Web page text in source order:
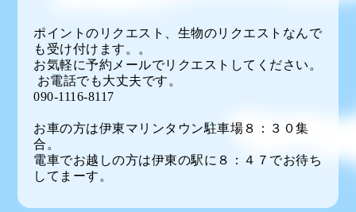
ポイントのリクエスト、生物のリクエストなんで
も受け付けます。。
お気軽に予約メールでリクエストしてください。
お電話でも大丈夫です。
090-1116-8117
お車の方は伊東マリンタウン駐車場８：３０集
合。
電車でお越しの方は伊東の駅に８：４７でお待ち
してまーす。